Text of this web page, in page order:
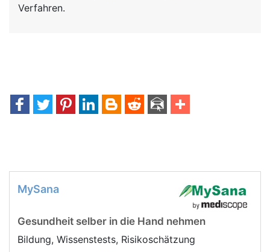
Verfahren.
MySana
Gesundheit selber in die Hand nehmen
Bildung, Wissenstests, Risikoschätzung